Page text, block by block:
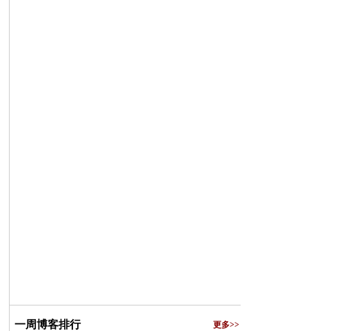
一周博客排行 更多>>